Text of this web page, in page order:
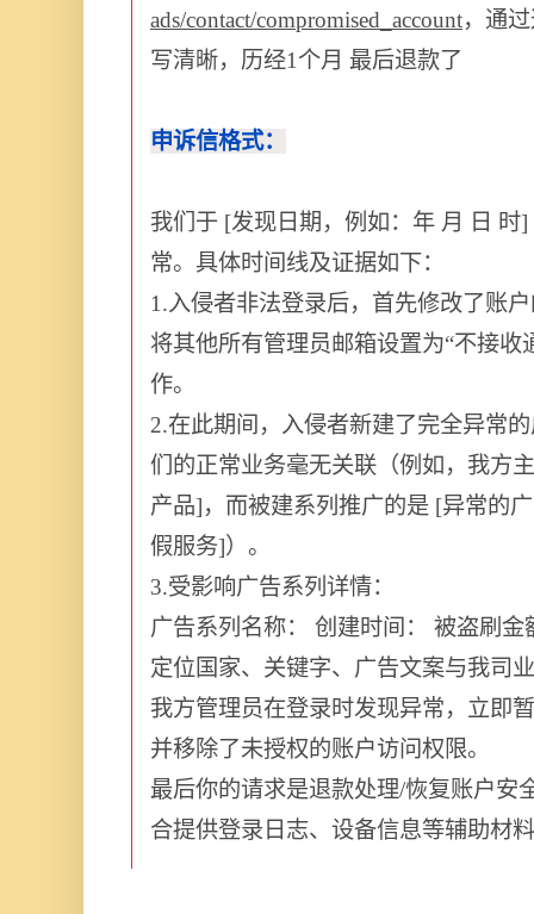
ads/contact/compromised_account，通
写清晰，历经1个月 最后退款了
申诉信格式：
我们于 [发现日期，例如：年 月 日 时
常。具体时间线及证据如下：
1.入侵者非法登录后，首先修改了账
将其他所有管理员邮箱设置为“不接收
作。
2.在此期间，入侵者新建了完全异常
们的正常业务毫无关联（例如，我方
产品]，而被建系列推广的是 [异常的
假服务]）。
3.受影响广告系列详情：
广告系列名称： 创建时间： 被盗刷
定位国家、关键字、广告文案与我司
我方管理员在登录时发现异常，立即
并移除了未授权的账户访问权限。
最后你的请求是退款处理/恢复账户安
合提供登录日志、设备信息等辅助材料